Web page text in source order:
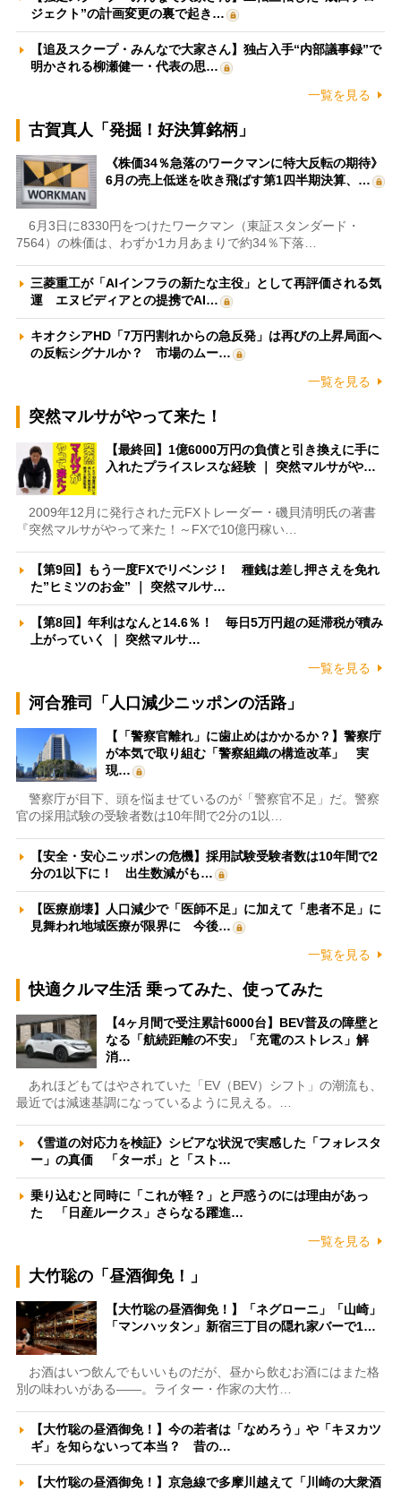
ジェクト”の計画変更の裏で起き…
【追及スクープ・みんなで大家さん】独占入手“内部議事録”で
明かされる柳瀬健一・代表の思…
一覧を見る
古賀真人「発掘！好決算銘柄」
《株価34％急落のワークマンに特大反転の期待》
6月の売上低迷を吹き飛ばす第1四半期決算、…
6月3日に8330円をつけたワークマン（東証スタンダード・
7564）の株価は、わずか1カ月あまりで約34％下落…
三菱重工が「AIインフラの新たな主役」として再評価される気
運 エヌビディアとの提携でAI…
キオクシアHD「7万円割れからの急反発」は再びの上昇局面へ
の反転シグナルか？ 市場のムー…
一覧を見る
突然マルサがやって来た！
【最終回】1億6000万円の負債と引き換えに手に
入れたプライスレスな経験 ｜ 突然マルサがや…
2009年12月に発行された元FXトレーダー・磯貝清明氏の著書
『突然マルサがやって来た！～FXで10億円稼い…
【第9回】もう一度FXでリベンジ！ 種銭は差し押さえを免れ
た”ヒミツのお金” ｜ 突然マルサ…
【第8回】年利はなんと14.6％！ 毎日5万円超の延滞税が積み
上がっていく ｜ 突然マルサ…
一覧を見る
河合雅司「人口減少ニッポンの活路」
【「警察官離れ」に歯止めはかかるか？】警察庁
が本気で取り組む「警察組織の構造改革」 実
現…
警察庁が目下、頭を悩ませているのが「警察官不足」だ。警察
官の採用試験の受験者数は10年間で2分の1以…
【安全・安心ニッポンの危機】採用試験受験者数は10年間で2
分の1以下に！ 出生数減がも…
【医療崩壊】人口減少で「医師不足」に加えて「患者不足」に
見舞われ地域医療が限界に 今後…
一覧を見る
快適クルマ生活 乗ってみた、使ってみた
【4ヶ月間で受注累計6000台】BEV普及の障壁と
なる「航続距離の不安」「充電のストレス」解
消…
あれほどもてはやされていた「EV（BEV）シフト」の潮流も、
最近では減速基調になっているように見える。…
《雪道の対応力を検証》シビアな状況で実感した「フォレスタ
ー」の真価 「ターボ」と「スト…
乗り込むと同時に「これが軽？」と戸惑うのには理由があっ
た 「日産ルークス」さらなる躍進…
一覧を見る
大竹聡の「昼酒御免！」
【大竹聡の昼酒御免！】「ネグローニ」「山崎」
「マンハッタン」新宿三丁目の隠れ家バーで1…
お酒はいつ飲んでもいいものだが、昼から飲むお酒にはまた格
別の味わいがある――。ライター・作家の大竹…
【大竹聡の昼酒御免！】今の若者は「なめろう」や「キヌカツ
ギ」を知らないって本当？ 昔の…
【大竹聡の昼酒御免！】京急線で多摩川越えて「川崎の大衆酒